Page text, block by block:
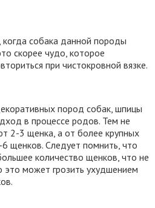
когда собака данной породы
скорее чудо, которое
при чистокровной вязке.
пород собак, шпицы
в процессе родов. Тем не
2-3 щенка, а от более крупных
щенков. Следует помнить, что
количество щенков, что не
это может грозить ухудшением